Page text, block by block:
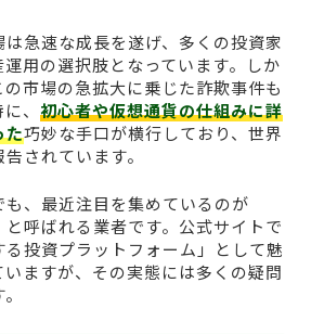
急速な成長を遂げ、多くの投資家
用の選択肢となっています。しか
市場の急拡大に乗じた詐欺事件も
、 初心者や仮想通貨の仕組みに詳
た巧妙な手口が横行しており、世界
されています。
も、最近注目を集めているのが
と呼ばれる業者です。公式サイトで
投資プラットフォーム」として魅
ますが、その実態には多くの疑問